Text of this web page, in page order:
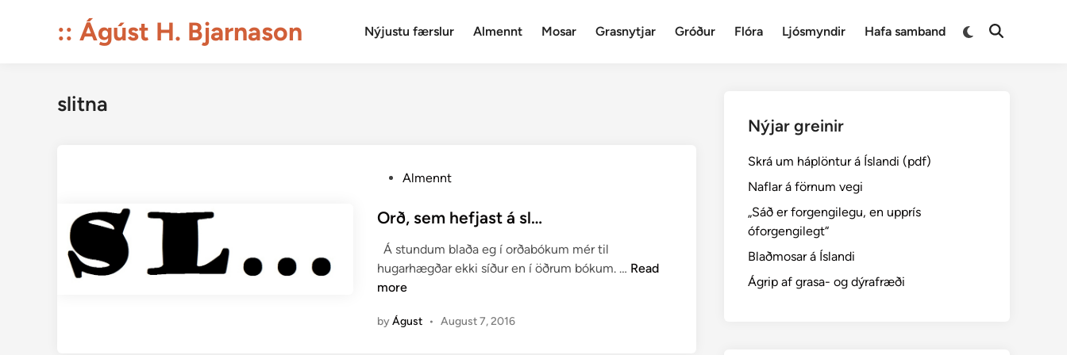
:: Ágúst H. Bjarnason Nýjustu færslur Almennt Mosar Grasnytjar Gróður Flóra Ljósmyndir Hafa samband
Switch
Open
slitna
s
d
i
Almennt
Orð, sem hefjast á sl…
Á stundum blaða eg í orðabókum mér til
hugarhægðar ekki síður en í öðrum bókum. … O
Read
more
byÁgust • August 7, 2016
Nýjar greinir
Skrá um háplöntur á Íslandi (pdf)
Naflar á förnum vegi
„Sáð er forgengilegu, en upprís
óforgengilegt“
Blaðmosar á Íslandi
Ágrip af grasa- og dýrafræði